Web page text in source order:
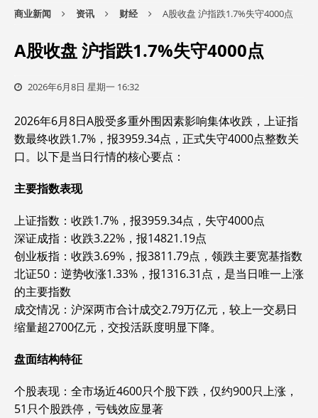
商业新闻 资讯 财经 A股收盘 沪指跌1.7%失守4000点
A股收盘 沪指跌1.7%失守4000点
2026年6月8日 星期一 16:32
2026年6月8日A股受多重外围因素影响集体收跌，上证指
数最终收跌1.7%，报3959.34点，正式失守4000点整数关
口。以下是当日行情的核心要点：
主要指数表现
‌上证指数‌：收跌1.7%，报3959.34点，失守4000点
‌深证成指‌：收跌3.22%，报14821.19点
‌创业板指‌：收跌3.69%，报3811.79点，领跌主要宽基指数
‌北证50‌：逆势收涨1.33%，报1316.31点，是当日唯一上涨
的主要指数
‌成交情况‌：沪深两市合计成交2.79万亿元，较上一交易日
缩量超2700亿元，交投活跃度明显下降。
盘面结构特征
‌个股表现‌：全市场近4600只个股下跌，仅约900只上涨，
51只个股跌停，亏钱效应显著